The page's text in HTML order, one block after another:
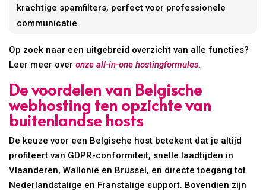
krachtige spamfilters, perfect voor professionele
communicatie.
Op zoek naar een uitgebreid overzicht van alle functies?
Leer meer overonze all-in-one hostingformules.
De voordelen van Belgische
webhosting ten opzichte van
buitenlandse hosts
De keuze voor een Belgische host betekent dat je altijd
profiteert van GDPR-conformiteit, snelle laadtijden in
Vlaanderen, Wallonië en Brussel, en directe toegang tot
Nederlandstalige en Franstalige support. Bovendien zijn